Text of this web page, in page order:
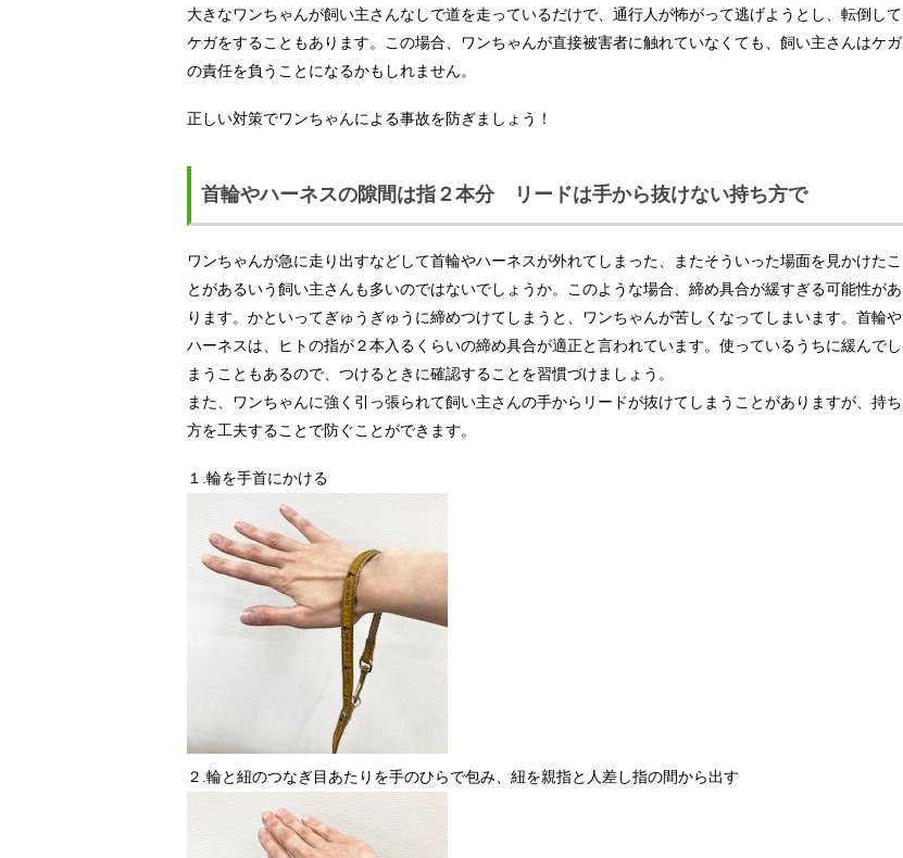
大きなワンちゃんが飼い主さんなしで道を走っているだけで、通行人が怖がって逃げようとし、転倒して
ケガをすることもあります。この場合、ワンちゃんが直接被害者に触れていなくても、飼い主さんはケガ
の責任を負うことになるかもしれません。
正しい対策でワンちゃんによる事故を防ぎましょう！
首輪やハーネスの隙間は指２本分 リードは手から抜けない持ち方で
ワンちゃんが急に走り出すなどして首輪やハーネスが外れてしまった、またそういった場面を見かけたこ
とがあるいう飼い主さんも多いのではないでしょうか。このような場合、締め具合が緩すぎる可能性があ
ります。かといってぎゅうぎゅうに締めつけてしまうと、ワンちゃんが苦しくなってしまいます。首輪や
ハーネスは、ヒトの指が２本入るくらいの締め具合が適正と言われています。使っているうちに緩んでし
まうこともあるので、つけるときに確認することを習慣づけましょう。
また、ワンちゃんに強く引っ張られて飼い主さんの手からリードが抜けてしまうことがありますが、持ち
方を工夫することで防ぐことができます。
１.輪を手首にかける
２.輪と紐のつなぎ目あたりを手のひらで包み、紐を親指と人差し指の間から出す